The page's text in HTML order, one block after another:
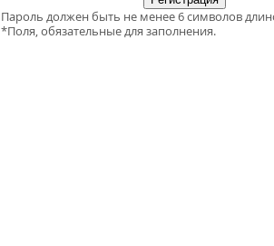
Пароль должен быть не менее 6 символов
*Поля, обязательные для заполнения.